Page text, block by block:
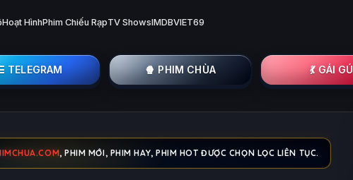
Hoạt HìnhPhim Chiếu RạpTV ShowsIMDBVIET69
TELEGRAM 🍿 PHIM CHÙA 💃 GÁI GÚ
, PHIM MỚI, PHIM HAY, PHIM HOT ĐƯỢC CHỌN LỌC LIÊN TỤC.